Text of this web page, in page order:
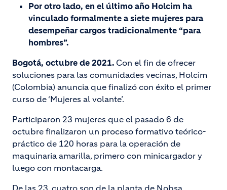
Por otro lado, en el último año Holcim ha
vinculado formalmente a siete mujeres para
desempeñar cargos tradicionalmente “para
hombres”.
Bogotá, octubre de 2021. Con el fin de ofrecer
soluciones para las comunidades vecinas, Holcim
(Colombia) anuncia que finalizó con éxito el primer
curso de ‘Mujeres al volante’.
Participaron 23 mujeres que el pasado 6 de
octubre finalizaron un proceso formativo teórico-
práctico de 120 horas para la operación de
maquinaria amarilla, primero con minicargador y
luego con montacarga.
De las 23, cuatro son de la planta de Nobsa